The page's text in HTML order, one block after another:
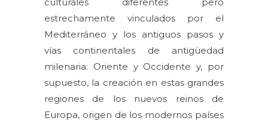
estrechamente vinculados por el
Mediterráneo y los antiguos pasos y
vías continentales de antigüedad
milenaria: Oriente y Occidente y, por
supuesto, la creación en estas grandes
regiones de los nuevos reinos de
Europa, origen de los modernos países